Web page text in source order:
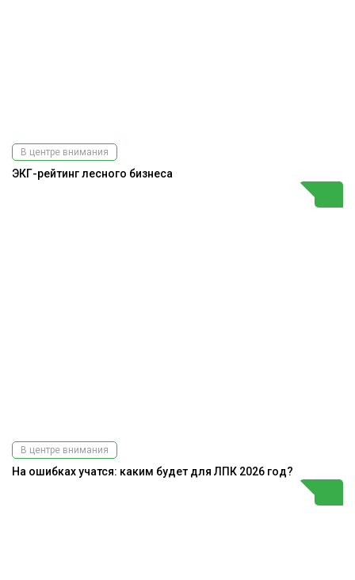
В центре внимания
ЭКГ-рейтинг лесного бизнеса
В центре внимания
На ошибках учатся: каким будет для ЛПК 2026 год?